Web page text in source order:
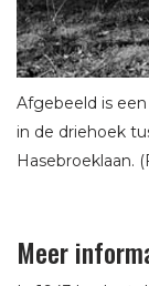
Afgebeeld is
in de driehoek
Hasebroeklaan.
Meer